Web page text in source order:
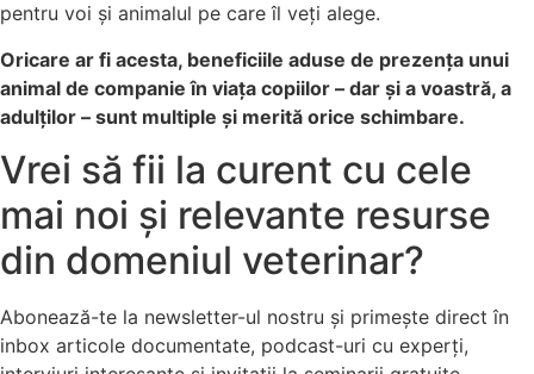
pentru voi și animalul pe care îl veți alege.
Oricare ar fi acesta, beneficiile aduse de prezența unui
animal de companie în viața copiilor – dar și a voastră, a
adulților – sunt multiple și merită orice schimbare.
Vrei să fii la curent cu cele
mai noi și relevante resurse
din domeniul veterinar?
Abonează-te la newsletter-ul nostru și primește direct în
inbox articole documentate, podcast-uri cu experți,